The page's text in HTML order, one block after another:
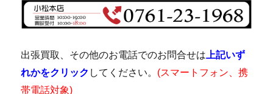
出張買取、その他のお電話でのお問合せは 上記いず
れかをクリック してください。 (スマートフォン、携
帯電話対象)